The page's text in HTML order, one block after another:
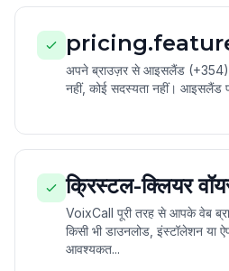
अपने ब्राउज़र से आइसलैंड (+354)
नहीं, कोई सदस्यता नहीं। आइसलैंड
क्रिस्टल-क्लियर
VoixCall पूरी तरह से आपके वेब
किसी भी डाउनलोड, इंस्टॉलेशन या
आवश्यकत...